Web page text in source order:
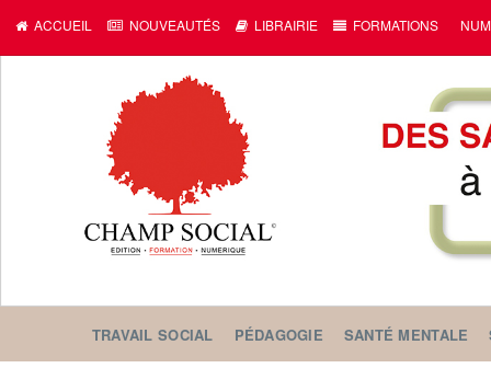
ACCUEIL NOUVEAUTÉS LIBRAIRIE FORMATIONS
TRAVAIL SOCIAL PÉDAGOGIE SANTÉ MENTALE